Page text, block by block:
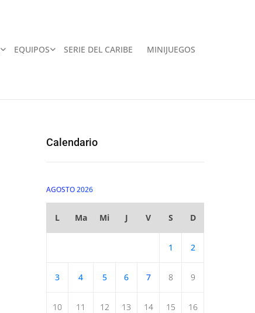
EQUIPOS SERIE DEL CARIBE MINIJUEGOS
Calendario
AGOSTO 2026
L Ma Mi J V S D
1 2
3 4 5 6 7 8 9
10 11 12 13 14 15 16